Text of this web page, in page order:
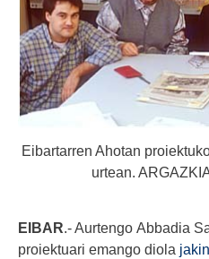
Eibartarren Ahotan
urtean.
EIBAR.- Aurtengo Abbadia
proiektuari emango diola